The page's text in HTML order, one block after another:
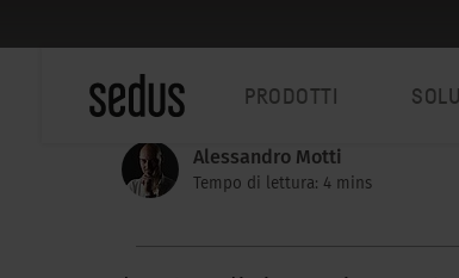
PRODOTTI
Alessandro Motti
Tempo di lettura: 4 mins